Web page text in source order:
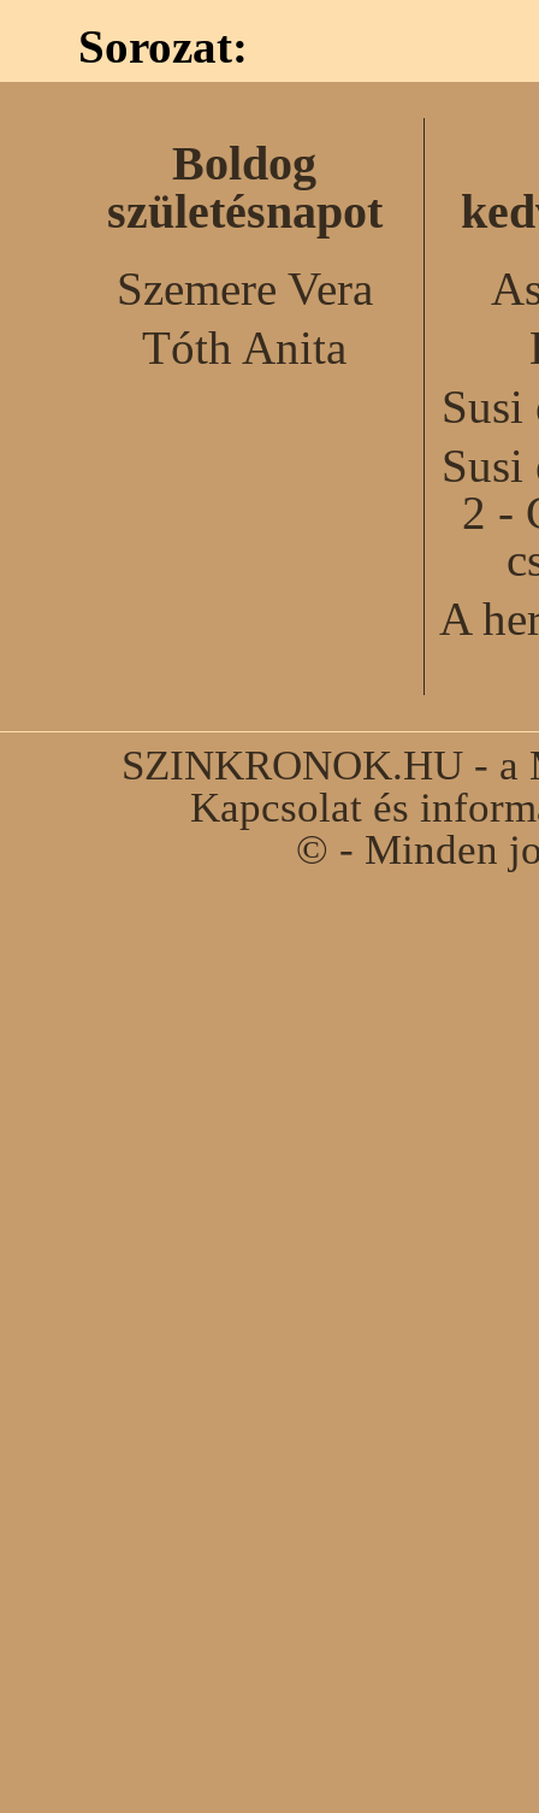
Sorozat:
Boldog
születésnapot
Szemere Vera
Tóth Anita
Susi
Susi
2 -
A
SZINKRONOK.HU - a
Kapcsolat és
© - Minden